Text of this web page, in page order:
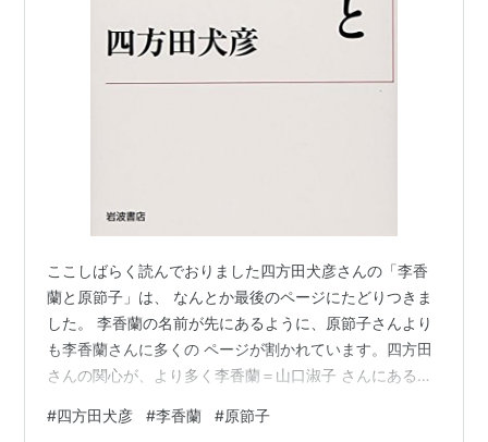
1956年01月14日「驟雨」東宝 ... 妻 文子
1957年04月30日「東京暮色」松竹大船 ... 沼田孝
1957年06月29日「智恵子抄」東宝
1957年07月19日「続大番 風雲編」東宝 ... 有島
可奈子
1957年08月18日「最後の脱走」東宝
1957年12月17日「続々大番 怒濤篇」東宝 ... 有
ここしばらく読んでおりました四方田犬彦さんの「李香
蘭と原節子」は、 なんとか最後のページにたどりつきま
した。 李香蘭の名前が先にあるように、原節子さんより
も李香蘭さんに多くの ページが割かれています。四方田
さんの関心が、より多く李香蘭＝山口淑子 さんにあるこ
香港制作の映画で主役を演じた李香蘭さんと、ほ ぼ日本
#四方田犬彦 #李香蘭 #原節子